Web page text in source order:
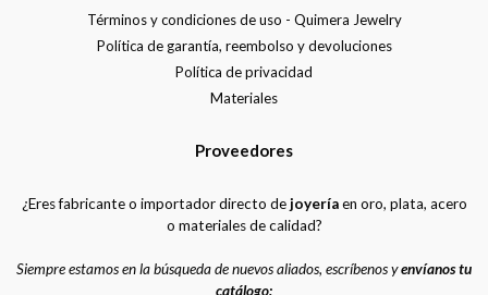
Términos y condiciones de uso - Quimera Jewelry
Política de garantía, reembolso y devoluciones
Política de privacidad
Materiales
Proveedores
¿Eres fabricante o importador directo dejoyeríaen oro, plata, acero
o materiales de calidad?
Siempre estamos en la búsqueda de nuevos aliados, escríbenos yenvíanos tu
catálogo: